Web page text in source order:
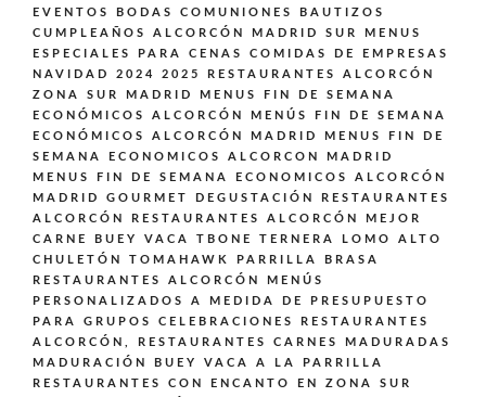
EVENTOS BODAS COMUNIONES BAUTIZOS
CUMPLEAÑOS ALCORCÓN MADRID SUR
MENUS
ESPECIALES PARA CENAS COMIDAS DE EMPRESAS
NAVIDAD 2024 2025 RESTAURANTES ALCORCÓN
ZONA SUR MADRID
MENUS FIN DE SEMANA
ECONÓMICOS ALCORCÓN
MENÚS FIN DE SEMANA
ECONÓMICOS ALCORCÓN MADRID
MENUS FIN DE
SEMANA ECONOMICOS ALCORCON MADRID
MENUS FIN DE SEMANA ECONOMICOS ALCORCÓN
MADRID GOURMET DEGUSTACIÓN
RESTAURANTES
ALCORCÓN
RESTAURANTES ALCORCÓN MEJOR
CARNE BUEY VACA TBONE TERNERA LOMO ALTO
CHULETÓN TOMAHAWK PARRILLA BRASA
RESTAURANTES ALCORCÓN MENÚS
PERSONALIZADOS A MEDIDA DE PRESUPUESTO
PARA GRUPOS CELEBRACIONES
RESTAURANTES
ALCORCÓN,
RESTAURANTES CARNES MADURADAS
MADURACIÓN BUEY VACA A LA PARRILLA
RESTAURANTES CON ENCANTO EN ZONA SUR